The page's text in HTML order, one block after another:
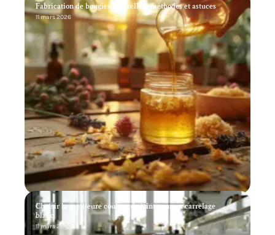
Fabrication de bougies naturelles : méthodes et astuces
11 mars 2026
Choisir la meilleure couleur de joint pour un carrelage
blanc
11 mars 2026